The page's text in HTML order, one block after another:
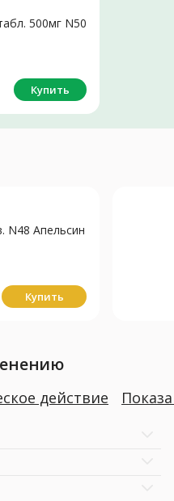
500мг N50
Купить
N48 Апельсин
Купить
действие